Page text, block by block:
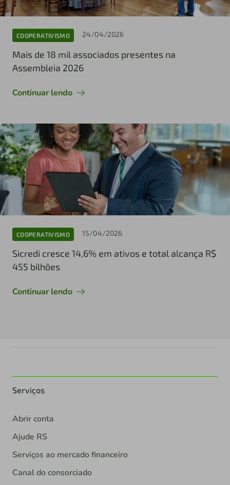
COOPERATIVISMO 24/04/2026
Mais de 18 mil associados presentes na
Assembleia 2026
Continuar lendo
COOPERATIVISMO 15/04/2026
Sicredi cresce 14,6% em ativos e total alcança R$
455 bilhões
Continuar lendo
Serviços
Abrir conta
Ajude RS
Serviços ao mercado financeiro
Canal do consorciado